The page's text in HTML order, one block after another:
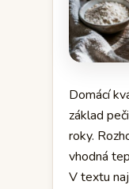
Domácí
základ
roky.
vhodná
V textu